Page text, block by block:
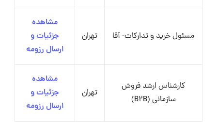
مسئول خرید و تدارکات- آقا تهران
مشاهده
جزئیات و
ارسال رزومه
کارشناس ارشد فروش
سازمانی (B2B)
تهران
مشاهده
جزئیات و
ارسال رزومه